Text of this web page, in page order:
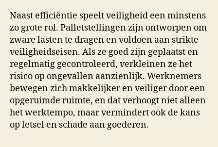
Naast efficiëntie speelt veiligheid een minstens
zo grote rol. Palletstellingen zijn ontworpen om
zware lasten te dragen en voldoen aan strikte
veiligheidseisen. Als ze goed zijn geplaatst en
regelmatig gecontroleerd, verkleinen ze het
risico op ongevallen aanzienlijk. Werknemers
bewegen zich makkelijker en veiliger door een
opgeruimde ruimte, en dat verhoogt niet alleen
het werktempo, maar vermindert ook de kans
op letsel en schade aan goederen.